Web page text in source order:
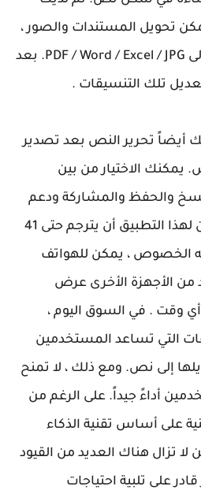
تحويل المستندات والصور ،
بمجرد مسحها ضوئياً ، إلى PDF / Word / Excel / JPG. بعد
تلك التنسيقات .
أيضاً تحرير النص بعد تصدير
الاختيار من بين
والحفظ والمشاركة ودعم
التعرف على النص. يمكن لهذا التطبيق أن يترجم حتى 41
الخصوص ، يمكن للهواتف
من الأجهزة الأخرى عرض
وقت . في السوق اليوم ،
التي تساعد المستخدمين
إلى نص. ومع ذلك ، لا تمنح
أداءً جيداً. على الرغم من
على أساس تقنية الذكاء
لا تزال هناك العديد من القيود
على تلبية احتياجات